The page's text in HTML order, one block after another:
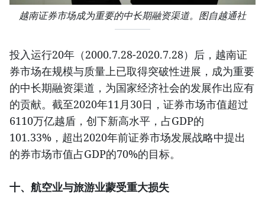
越南证券市场成为重要的中长期融资渠道。图自越通社
投入运行20年（2000.7.28-2020.7.28）后，越南证
券市场在规模与质量上已取得突破性进展，成为重要
的中长期融资渠道，为国家经济社会的发展作出应有
的贡献。截至2020年11月30日，证券市场市值超过
6110万亿越盾，创下新高水平，占GDP的
101.33%，超出2020年前证券市场发展战略中提出
的券市场市值占GDP的70%的目标。
十、航空业与旅游业蒙受重大损失